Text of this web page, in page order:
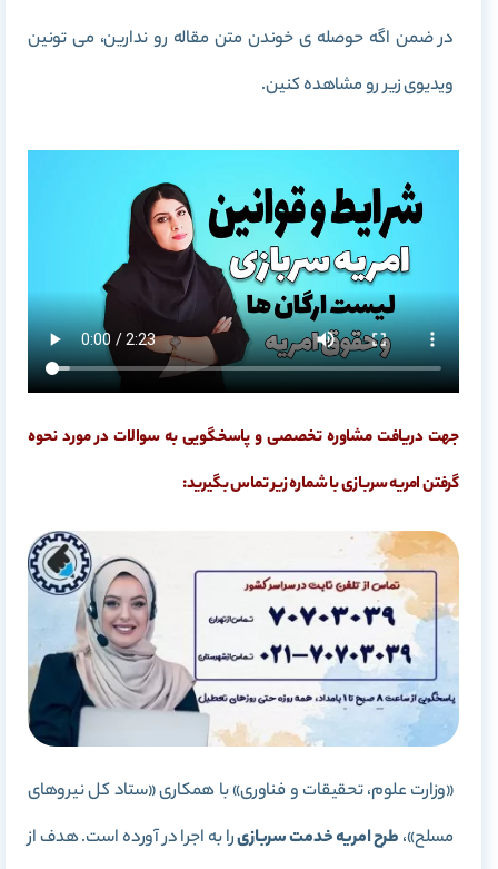
در ضمن اگه حوصله ی خوندن متن مقاله رو ندارین، می تونین
ویدیوی زیر رو مشاهده کنین.
جهت دریافت مشاوره تخصصی و پاسخگویی به سوالات در مورد نحوه
گرفتن امریه سربازی با شماره زیر تماس بگیرید:
«وزارت علوم، تحقیقات و فناوری» با همکاری «ستاد کل نیروهای
مسلح»، طرح امریه خدمت سربازیرا به اجرا در آورده است. هدف از